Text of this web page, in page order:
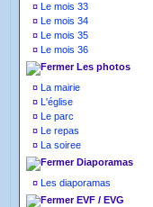
¤ Le mois 33
¤ Le mois 34
¤ Le mois 35
¤ Le mois 36
Les photos
¤ La mairie
¤ L'église
¤ Le parc
¤ Le repas
¤ La soiree
Diaporamas
¤ Les diaporamas
EVF / EVG